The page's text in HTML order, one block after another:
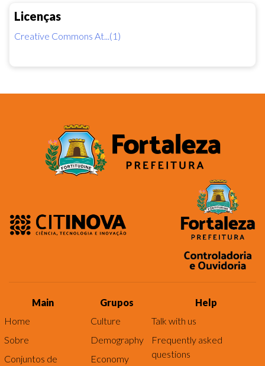
Licenças
Creative Commons At...(1)
Main
Home
Sobre
Conjuntos de
Grupos
Culture
Demography
Economy
Help
Talk with us
Frequently asked
questions